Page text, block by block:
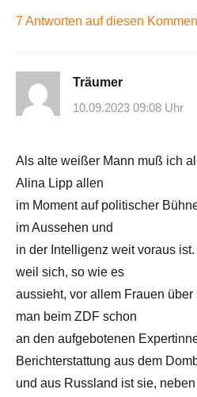
7 Antworten auf diesen
Träumer
10.09.2023 09:08 Uhr
Als alte weißer Mann muß ich
Alina Lipp allen
im Moment auf politischer
im Aussehen und
in der Intelligenz weit voraus
weil sich, so wie es
aussieht, vor allem Frauen
man beim ZDF schon
an den aufgebotenen
Berichterstattung aus dem
und aus Russland ist sie,